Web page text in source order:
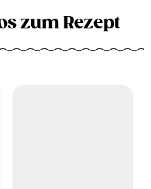
zum Rezept